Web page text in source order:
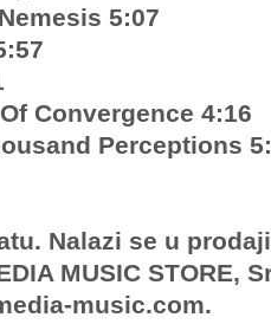
5:07
Convergence 4:16
Perceptions
Nalazi se u
MUSIC STORE,
music.com.